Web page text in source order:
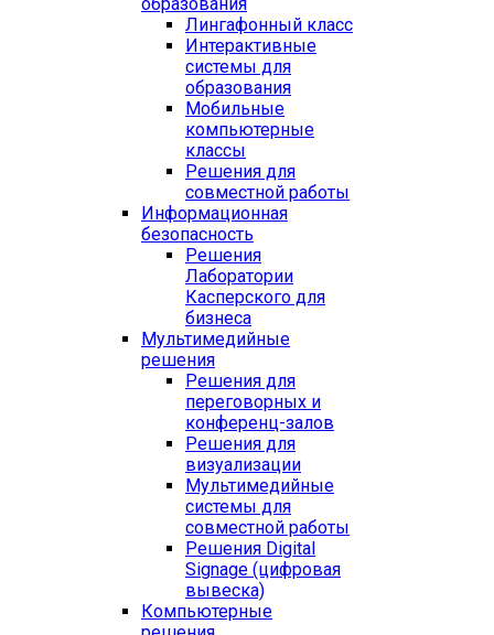
Лингафонный класс
Интерактивные
системы для
образования
Мобильные
компьютерные
классы
Решения для
совместной работы
Информационная
безопасность
Решения
Лаборатории
Касперского для
бизнеса
Мультимедийные
решения
Решения для
переговорных и
конференц-залов
Решения для
визуализации
Мультимедийные
системы для
совместной работы
Решения Digital
Signage (цифровая
вывеска)
Компьютерные